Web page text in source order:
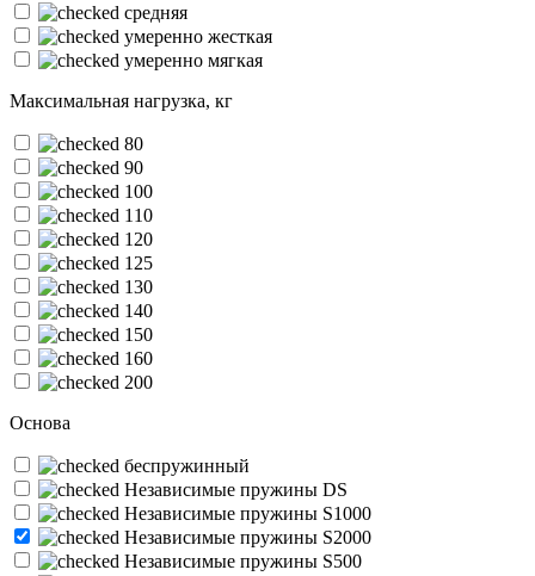
средняя
умеренно жесткая
умеренно мягкая
Максимальная нагрузка, кг
80
90
100
110
120
125
130
140
150
160
200
Основа
беспружинный
Независимые пружины DS
Независимые пружины S1000
Независимые пружины S2000
Независимые пружины S500